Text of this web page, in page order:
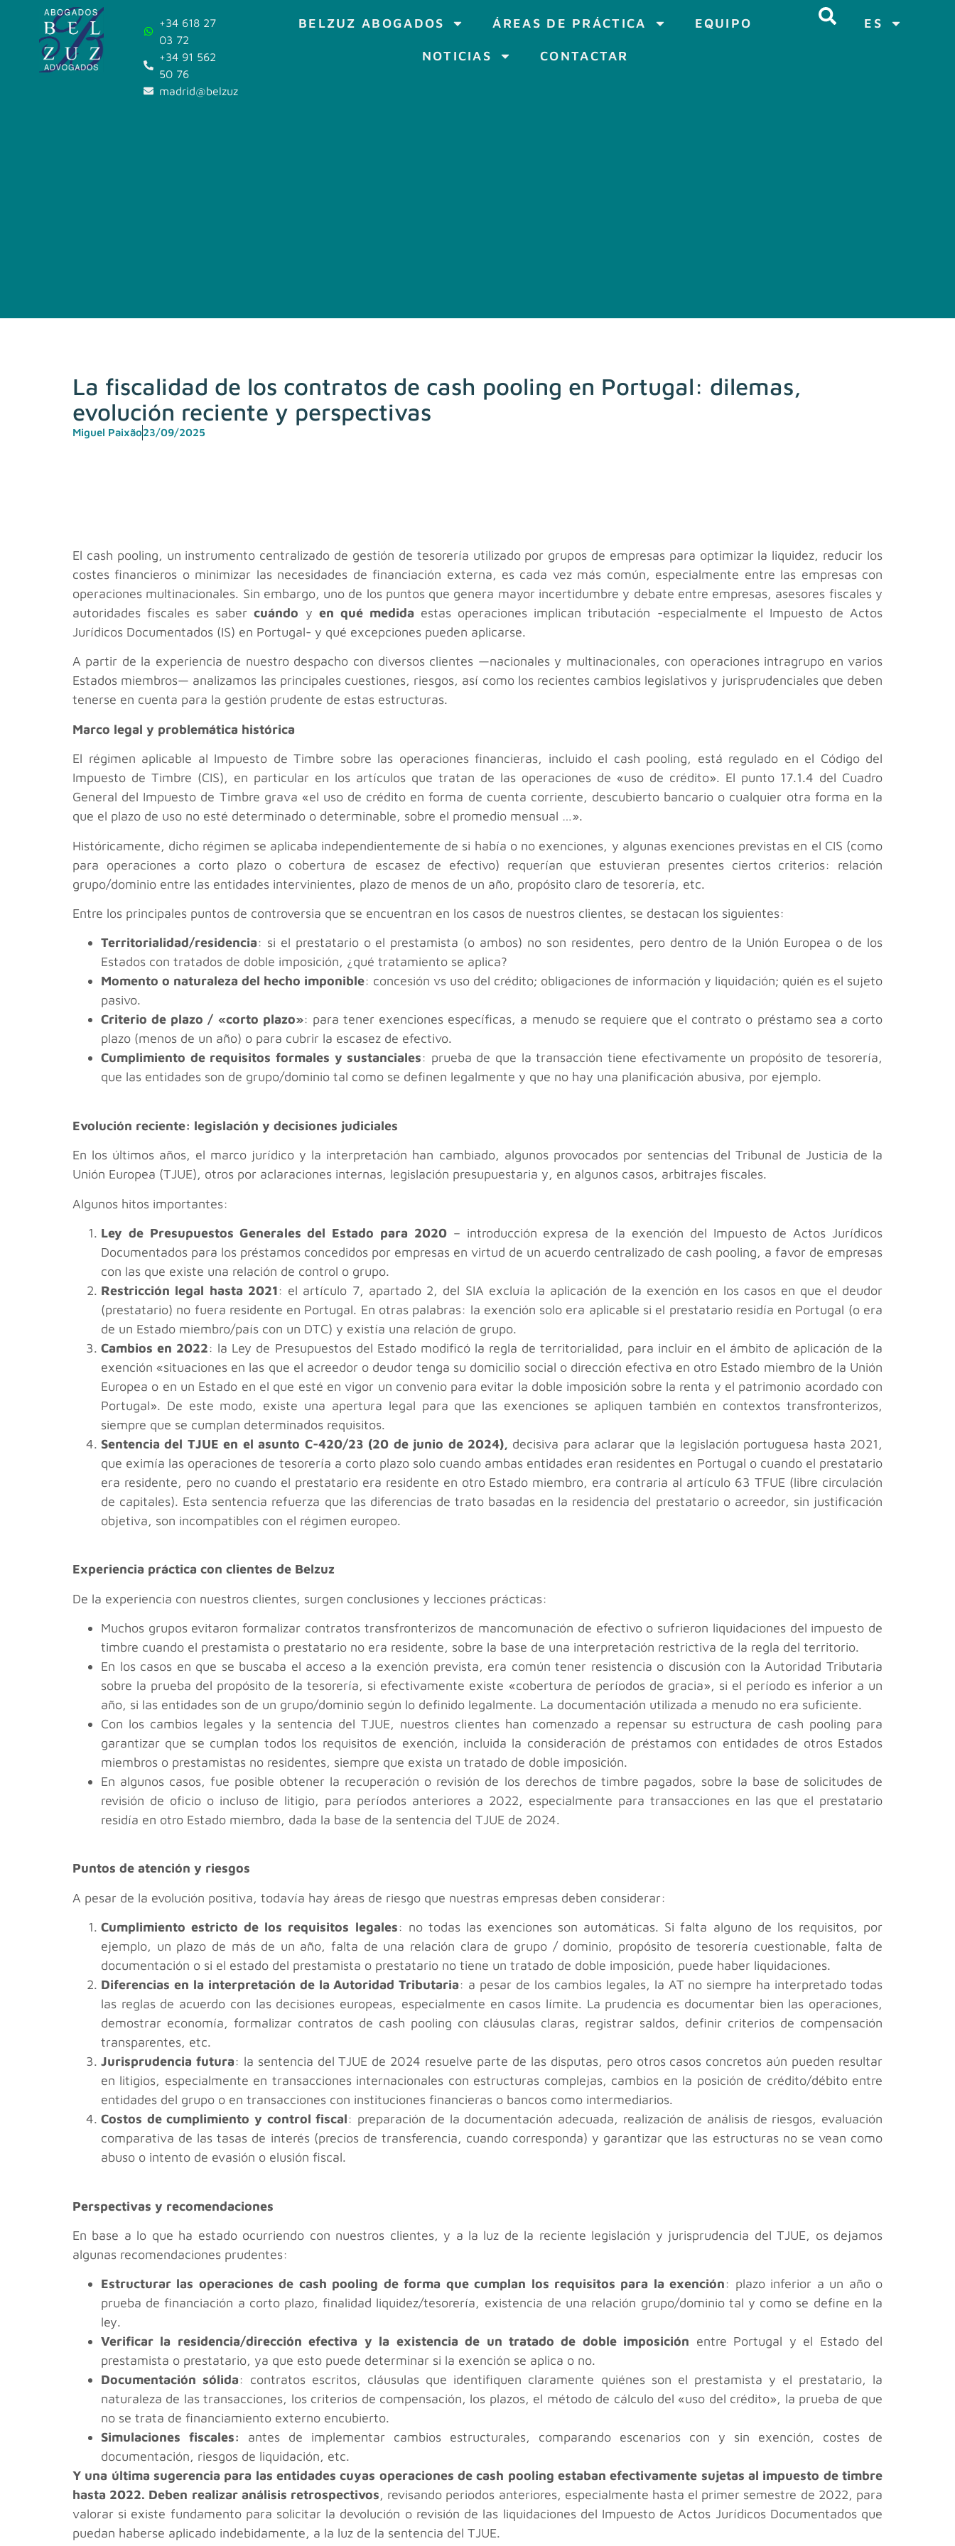
+34 618 27
03 72
+34 91 562
50 76
madrid@belzuz.com
BELZUZ ABOGADOS ÁREAS DE PRÁCTICA EQUIPO
NOTICIAS CONTACTAR
ES
La fiscalidad de los contratos de cash pooling en Portugal: dilemas,
evolución reciente y perspectivas
Miguel Paixão23/09/2025
El cash pooling, un instrumento centralizado de gestión de tesorería utilizado por grupos de empresas para optimizar la liquidez, reducir los
costes financieros o minimizar las necesidades de financiación externa, es cada vez más común, especialmente entre las empresas con
operaciones multinacionales. Sin embargo, uno de los puntos que genera mayor incertidumbre y debate entre empresas, asesores fiscales y
autoridades fiscales es sabercuándo y en qué medida estas operaciones implican tributación -especialmente el Impuesto de Actos
Jurídicos Documentados (IS) en Portugal- y qué excepciones pueden aplicarse.
A partir de la experiencia de nuestro despacho con diversos clientes —nacionales y multinacionales, con operaciones intragrupo en varios
Estados miembros— analizamos las principales cuestiones, riesgos, así como los recientes cambios legislativos y jurisprudenciales que deben
tenerse en cuenta para la gestión prudente de estas estructuras.
Marco legal y problemática histórica
El régimen aplicable al Impuesto de Timbre sobre las operaciones financieras, incluido el cash pooling, está regulado en el Código del
Impuesto de Timbre (CIS), en particular en los artículos que tratan de las operaciones de «uso de crédito». El punto 17.1.4 del Cuadro
General del Impuesto de Timbre grava «el uso de crédito en forma de cuenta corriente, descubierto bancario o cualquier otra forma en la
que el plazo de uso no esté determinado o determinable, sobre el promedio mensual …».
Históricamente, dicho régimen se aplicaba independientemente de si había o no exenciones, y algunas exenciones previstas en el CIS (como
para operaciones a corto plazo o cobertura de escasez de efectivo) requerían que estuvieran presentes ciertos criterios: relación
grupo/dominio entre las entidades intervinientes, plazo de menos de un año, propósito claro de tesorería, etc.
Entre los principales puntos de controversia que se encuentran en los casos de nuestros clientes, se destacan los siguientes:
Territorialidad/residencia: si el prestatario o el prestamista (o ambos) no son residentes, pero dentro de la Unión Europea o de los
Estados con tratados de doble imposición, ¿qué tratamiento se aplica?
Momento o naturaleza del hecho imponible: concesión vs uso del crédito; obligaciones de información y liquidación; quién es el sujeto
pasivo.
Criterio de plazo / «corto plazo»: para tener exenciones específicas, a menudo se requiere que el contrato o préstamo sea a corto
plazo (menos de un año) o para cubrir la escasez de efectivo.
Cumplimiento de requisitos formales y sustanciales: prueba de que la transacción tiene efectivamente un propósito de tesorería,
que las entidades son de grupo/dominio tal como se definen legalmente y que no hay una planificación abusiva, por ejemplo.
Evolución reciente: legislación y decisiones judiciales
En los últimos años, el marco jurídico y la interpretación han cambiado, algunos provocados por sentencias del Tribunal de Justicia de la
Unión Europea (TJUE), otros por aclaraciones internas, legislación presupuestaria y, en algunos casos, arbitrajes fiscales.
Algunos hitos importantes:
Ley de Presupuestos Generales del Estado para 2020– introducción expresa de la exención del Impuesto de Actos Jurídicos
Documentados para los préstamos concedidos por empresas en virtud de un acuerdo centralizado de cash pooling, a favor de empresas
con las que existe una relación de control o grupo.
Restricción legal hasta 2021: el artículo 7, apartado 2, del SIA excluía la aplicación de la exención en los casos en que el deudor
(prestatario) no fuera residente en Portugal. En otras palabras: la exención solo era aplicable si el prestatario residía en Portugal (o era
de un Estado miembro/país con un DTC) y existía una relación de grupo.
Cambios en 2022: la Ley de Presupuestos del Estado modificó la regla de territorialidad, para incluir en el ámbito de aplicación de la
exención «situaciones en las que el acreedor o deudor tenga su domicilio social o dirección efectiva en otro Estado miembro de la Unión
Europea o en un Estado en el que esté en vigor un convenio para evitar la doble imposición sobre la renta y el patrimonio acordado con
Portugal». De este modo, existe una apertura legal para que las exenciones se apliquen también en contextos transfronterizos,
siempre que se cumplan determinados requisitos.
Sentencia del TJUE en el asunto C-420/23 (20 de junio de 2024), decisiva para aclarar que la legislación portuguesa hasta 2021,
que eximía las operaciones de tesorería a corto plazo solo cuando ambas entidades eran residentes en Portugal o cuando el prestatario
era residente, pero no cuando el prestatario era residente en otro Estado miembro, era contraria al artículo 63 TFUE (libre circulación
de capitales). Esta sentencia refuerza que las diferencias de trato basadas en la residencia del prestatario o acreedor, sin justificación
objetiva, son incompatibles con el régimen europeo.
Experiencia práctica con clientes de Belzuz
De la experiencia con nuestros clientes, surgen conclusiones y lecciones prácticas:
Muchos grupos evitaron formalizar contratos transfronterizos de mancomunación de efectivo o sufrieron liquidaciones del impuesto de
timbre cuando el prestamista o prestatario no era residente, sobre la base de una interpretación restrictiva de la regla del territorio.
En los casos en que se buscaba el acceso a la exención prevista, era común tener resistencia o discusión con la Autoridad Tributaria
sobre la prueba del propósito de la tesorería, si efectivamente existe «cobertura de períodos de gracia», si el período es inferior a un
año, si las entidades son de un grupo/dominio según lo definido legalmente. La documentación utilizada a menudo no era suficiente.
Con los cambios legales y la sentencia del TJUE, nuestros clientes han comenzado a repensar su estructura de cash pooling para
garantizar que se cumplan todos los requisitos de exención, incluida la consideración de préstamos con entidades de otros Estados
miembros o prestamistas no residentes, siempre que exista un tratado de doble imposición.
En algunos casos, fue posible obtener la recuperación o revisión de los derechos de timbre pagados, sobre la base de solicitudes de
revisión de oficio o incluso de litigio, para períodos anteriores a 2022, especialmente para transacciones en las que el prestatario
residía en otro Estado miembro, dada la base de la sentencia del TJUE de 2024.
Puntos de atención y riesgos
A pesar de la evolución positiva, todavía hay áreas de riesgo que nuestras empresas deben considerar:
Cumplimiento estricto de los requisitos legales: no todas las exenciones son automáticas. Si falta alguno de los requisitos, por
ejemplo, un plazo de más de un año, falta de una relación clara de grupo / dominio, propósito de tesorería cuestionable, falta de
documentación o si el estado del prestamista o prestatario no tiene un tratado de doble imposición, puede haber liquidaciones.
Diferencias en la interpretación de la Autoridad Tributaria: a pesar de los cambios legales, la AT no siempre ha interpretado todas
las reglas de acuerdo con las decisiones europeas, especialmente en casos límite. La prudencia es documentar bien las operaciones,
demostrar economía, formalizar contratos de cash pooling con cláusulas claras, registrar saldos, definir criterios de compensación
transparentes, etc.
Jurisprudencia futura: la sentencia del TJUE de 2024 resuelve parte de las disputas, pero otros casos concretos aún pueden resultar
en litigios, especialmente en transacciones internacionales con estructuras complejas, cambios en la posición de crédito/débito entre
entidades del grupo o en transacciones con instituciones financieras o bancos como intermediarios.
Costos de cumplimiento y control fiscal: preparación de la documentación adecuada, realización de análisis de riesgos, evaluación
comparativa de las tasas de interés (precios de transferencia, cuando corresponda) y garantizar que las estructuras no se vean como
abuso o intento de evasión o elusión fiscal.
Perspectivas y recomendaciones
En base a lo que ha estado ocurriendo con nuestros clientes, y a la luz de la reciente legislación y jurisprudencia del TJUE, os dejamos
algunas recomendaciones prudentes:
Estructurar las operaciones de cash pooling de forma que cumplan los requisitos para la exención: plazo inferior a un año o
prueba de financiación a corto plazo, finalidad liquidez/tesorería, existencia de una relación grupo/dominio tal y como se define en la
ley.
Verificar la residencia/dirección efectiva y la existencia de un tratado de doble imposición entre Portugal y el Estado del
prestamista o prestatario, ya que esto puede determinar si la exención se aplica o no.
Documentación sólida: contratos escritos, cláusulas que identifiquen claramente quiénes son el prestamista y el prestatario, la
naturaleza de las transacciones, los criterios de compensación, los plazos, el método de cálculo del «uso del crédito», la prueba de que
no se trata de financiamiento externo encubierto.
Simulaciones fiscales: antes de implementar cambios estructurales, comparando escenarios con y sin exención, costes de
documentación, riesgos de liquidación, etc.
Y una última sugerencia para las entidades cuyas operaciones de cash pooling estaban efectivamente sujetas al impuesto de timbre
hasta 2022. Deben realizar análisis retrospectivos, revisando periodos anteriores, especialmente hasta el primer semestre de 2022, para
valorar si existe fundamento para solicitar la devolución o revisión de las liquidaciones del Impuesto de Actos Jurídicos Documentados que
puedan haberse aplicado indebidamente, a la luz de la sentencia del TJUE.